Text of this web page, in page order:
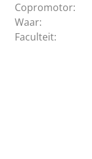
Copromotor:
Waar:
Faculteit: